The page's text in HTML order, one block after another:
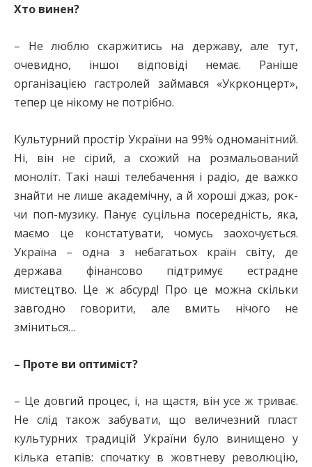
Хто винен?
– Не люблю скаржитись на державу, але тут,
очевидно, іншої відповіді немає. Раніше
організацією гастролей займався «Укрконцерт»,
тепер це нікому не потрібно.
Культурний простір України на 99% одноманітний.
Ні, він не сірий, а схожий на розмальований
моноліт. Такі наші телебачення і радіо, де важко
знайти не лише академічну, а й хороші джаз, рок-
чи поп-музику. Панує суцільна посередність, яка,
маємо це констатувати, чомусь заохочується.
Україна – одна з небагатьох країн світу, де
держава фінансово підтримує естрадне
мистецтво. Це ж абсурд! Про це можна скільки
завгодно говорити, але вмить нічого не
зміниться…
– Проте ви оптиміст?
– Це довгий процес, і, на щастя, він усе ж триває.
Не слід також забувати, що величезний пласт
культурних традицій України було винищено у
кілька етапів: спочатку в жовтневу революцію,